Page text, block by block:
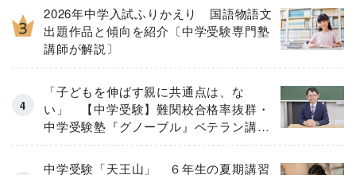
2026年中学入試ふりかえり 国語物語文
出題作品と傾向を紹介〔中学受験専門塾
講師が解説〕
「子どもを伸ばす親に共通点は、な
い」 【中学受験】難関校合格率抜群・
中学受験塾『グノーブル』ベテラン講師
が「保護者のお悩み」にガチ回答！
中学受験「天王山」 ６年生の夏期講習